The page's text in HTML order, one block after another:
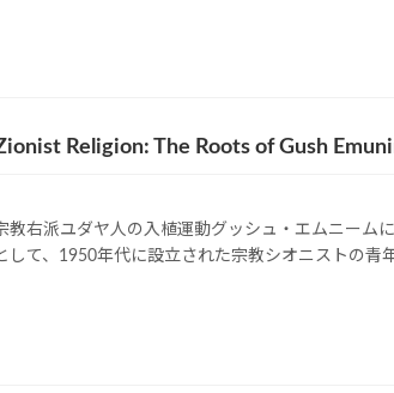
Religion: The Roots of Gush
教右派ユダヤ人の入植運動グッシュ・エムニーム
して、1950年代に設立された宗教シオニストの青